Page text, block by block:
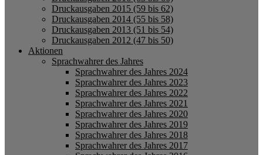
Druckausgaben 2015 (59 bis 62)
Druckausgaben 2014 (55 bis 58)
Druckausgaben 2013 (51 bis 54)
Druckausgaben 2012 (47 bis 50)
Aktionen
Sprachwahrer des Jahres
Sprachwahrer des Jahres 2024
Sprachwahrer des Jahres 2023
Sprachwahrer des Jahres 2022
Sprachwahrer des Jahres 2021
Sprachwahrer des Jahres 2020
Sprachwahrer des Jahres 2019
Sprachwahrer des Jahres 2018
Sprachwahrer des Jahres 2017